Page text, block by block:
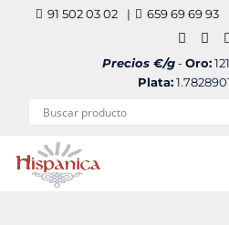
91 502 03 02 | 659 69 69 93
Precios €/g-Oro:
Plata: